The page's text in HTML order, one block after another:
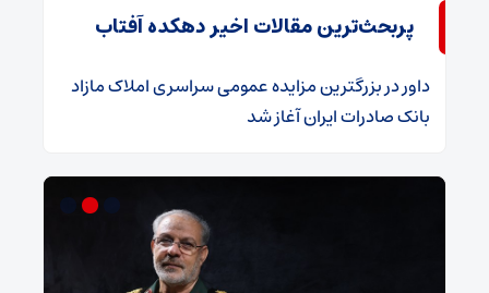
پربحث‌ترین مقالات اخیر دهکده آفتاب
داوردر​بزرگترین مزایده عمومی سراسری املاک مازاد
بانک صادرات ایران آغاز شد